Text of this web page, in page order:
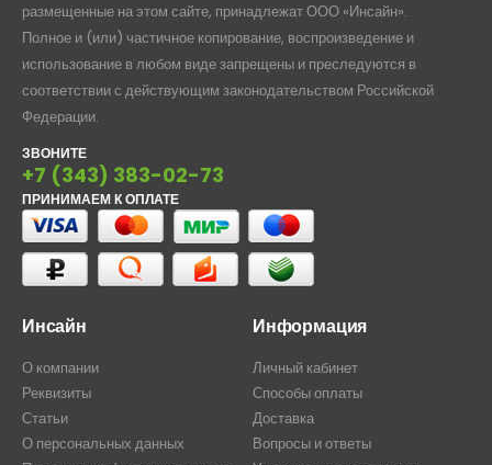
размещенные на этом сайте, принадлежат ООО «Инсайн».
Полное и (или) частичное копирование, воспроизведение и
использование в любом виде запрещены и преследуются в
соответствии с действующим законодательством Российской
Федерации.
ЗВОНИТЕ
+7 (343) 383-02-73
ПРИНИМАЕМ К ОПЛАТЕ
Инсайн
О компании
Реквизиты
Статьи
О персональных данных
Информация
Личный кабинет
Способы оплаты
Доставка
Вопросы и ответы